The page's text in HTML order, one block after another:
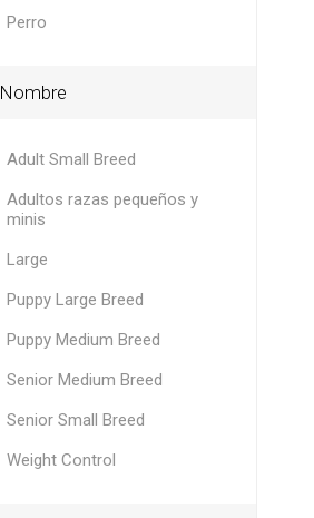
Perro
Nombre
Adult Small Breed
Adultos razas pequeños y
minis
Large
Puppy Large Breed
Puppy Medium Breed
Senior Medium Breed
Senior Small Breed
Weight Control